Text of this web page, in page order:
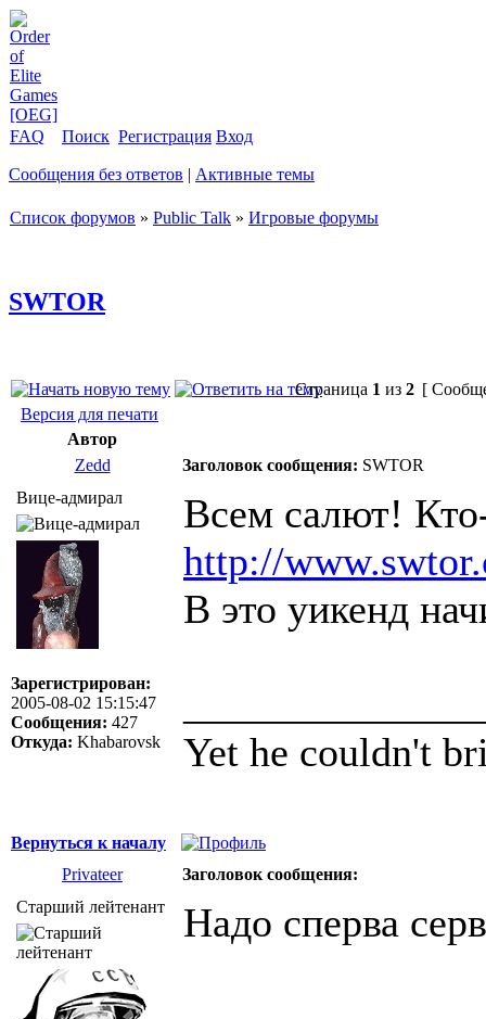
FAQ Поиск Регистрация Вход
Сообщения без ответов | Активные темы
Список форумов » Public Talk » Игровые форумы
SWTOR
Страница 1 из 2 [
Версия для печати
Автор
Zedd
Заголовок сообщения: SWTOR
Вице-адмирал
Зарегистрирован:
2005-08-02 15:15:47
Сообщения: 427
Откуда: Khabarovsk
Всем салют!
http://
В это уикенд
Yet he couldn't
Вернуться к началу
Privateer
Заголовок сообщения:
Старший лейтенант
Надо сперва